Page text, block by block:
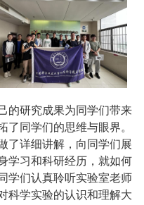
的研究成果为同学们带来
了同学们的思维与眼界。
了详细讲解，向同学们展
学习和科研经历，就如何
学们认真聆听实验室老师
科学实验的认识和理解大